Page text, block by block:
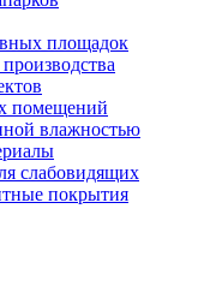
площадок
помещений
влажностью
слабовидящих
покрытия